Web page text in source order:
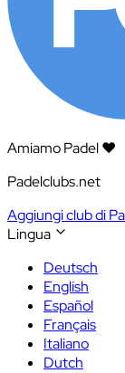
Amiamo Padel ❤️
Padelclubs.net
Aggiungi club di
Lingua
Deutsch
English
Español
Français
Italiano
Dutch